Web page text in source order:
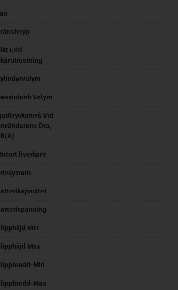
Exkl
Volym
Vid
Öra,
Min
Max
Min
Max